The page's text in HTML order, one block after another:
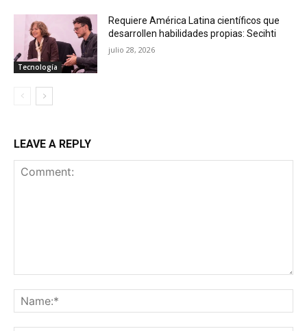
Tecnología
Requiere América Latina científicos que
desarrollen habilidades propias: Secihti
julio 28, 2026
LEAVE A REPLY